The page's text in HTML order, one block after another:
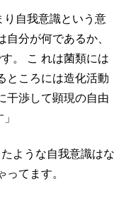
り自我意識という意
分が何であるか、
。 こ れは菌類には
ところには造化活動
干渉して顕現の自由
ような自我意識はな
てます。